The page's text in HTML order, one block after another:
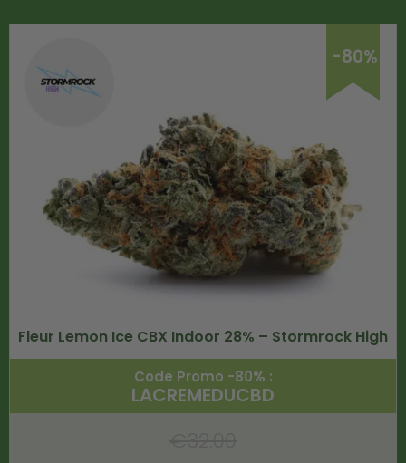
-80%
Fleur Lemon Ice CBX Indoor 28% – Stormrock High
Code Promo -80% :
LACREMEDUCBD